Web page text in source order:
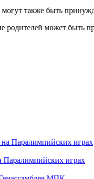
также быть
может быть
Паралимпийских играх